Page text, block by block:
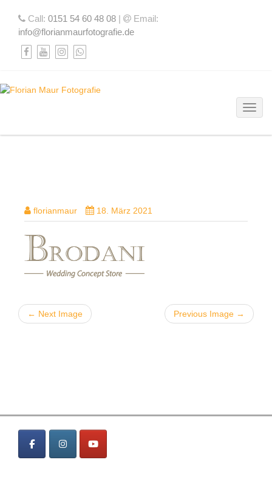
Call: 0151 54 60 48 08 |
Email:
info@florianmaurfotografie.de
florianmaur 18. März 2021
← Next Image Previous Image →